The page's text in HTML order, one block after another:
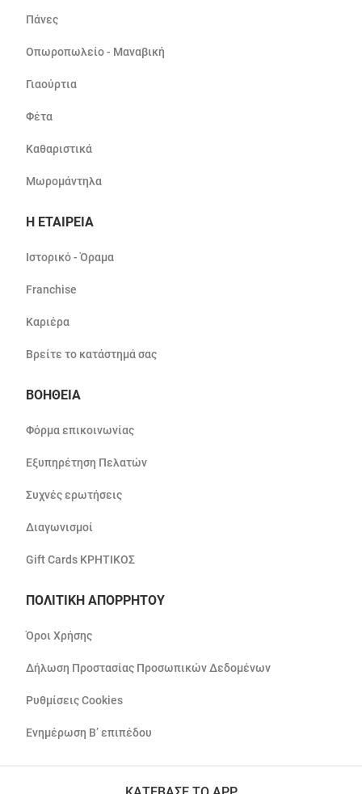
Πάνες
Οπωροπωλείο - Μαναβική
Γιαούρτια
Φέτα
Καθαριστικά
Μωρομάντηλα
Η ΕΤΑΙΡΕΙΑ
Ιστορικό - Όραμα
Franchise
Καριέρα
Βρείτε το κατάστημά σας
ΒΟΗΘΕΙΑ
Φόρμα επικοινωνίας
Εξυπηρέτηση Πελατών
Συχνές ερωτήσεις
Διαγωνισμοί
Gift Cards ΚΡΗΤΙΚΟΣ
ΠΟΛΙΤΙΚΗ ΑΠΟΡΡΗΤΟΥ
Όροι Χρήσης
Δήλωση Προστασίας Προσωπικών Δεδομένων
Ρυθμίσεις Cookies
Ενημέρωση Β’ επιπέδου